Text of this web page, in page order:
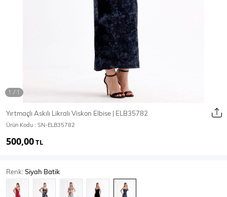
Mont & Kaban Yağmurluk
T-Shirt
Yırtmaçlı Askılı Likralı Viskon Elbise | ELB35782
Ürün Kodu : SN-ELB35782
500,00TL
Renk:Siyah Batik